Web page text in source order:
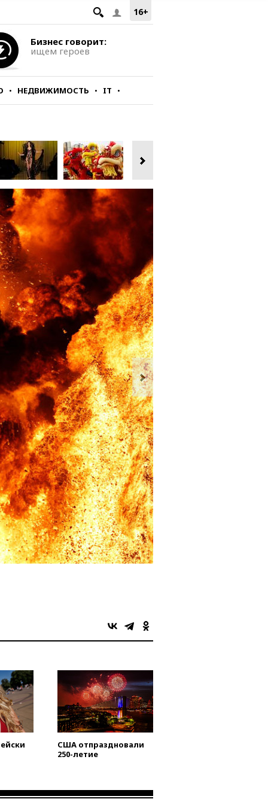
16+
Бизнес говорит:
ищем героев
НЕДВИЖИМОСТЬ IT
США отпраздновали
250-летие